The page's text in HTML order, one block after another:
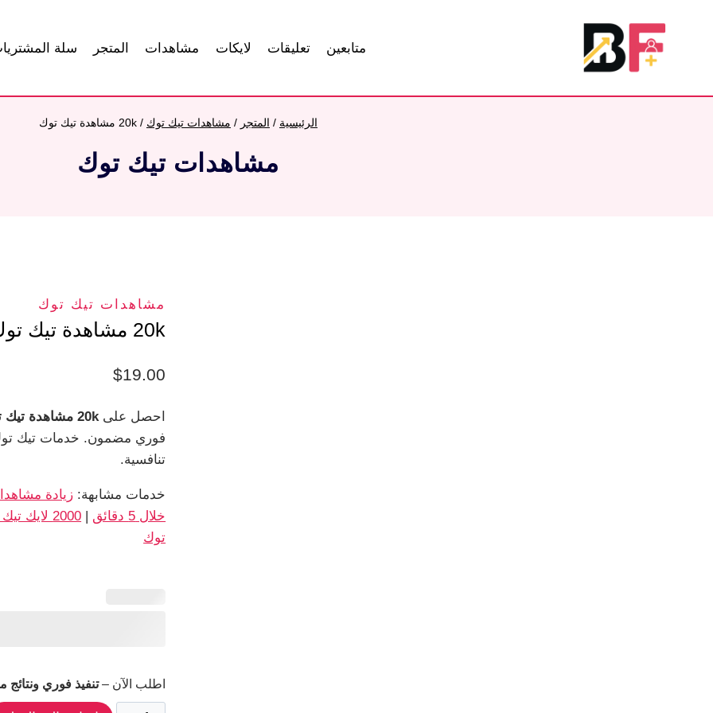
متابعين تعليقات لايكات مشاهدات المتجر سلة
الرئيسية / المتجر / مشاهدات تيك توك / 20k مشاهدة تيك توك
مشاهدات تيك توك
مشاهدات تيك توك
20k مشاهدة تيك توك
$19.00
احصل على 20k مشاهدة تيك توك
تنافسية.
خدمات مشابهة:
خلال 5 دقائق
| 2000 لايك تيك توك
توك
اطلب الآن –تنفيذ فوري